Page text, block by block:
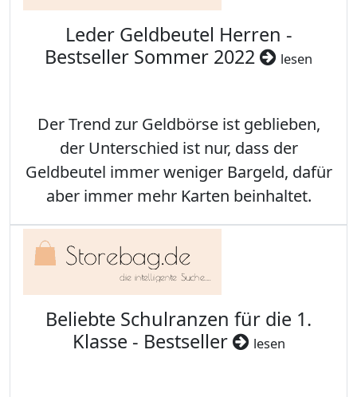
Leder Geldbeutel Herren -
Bestseller Sommer 2022
lesen
Der Trend zur Geldbörse ist geblieben,
der Unterschied ist nur, dass der
Geldbeutel immer weniger Bargeld, dafür
aber immer mehr Karten beinhaltet.
Beliebte Schulranzen für die 1.
Klasse - Bestseller
lesen